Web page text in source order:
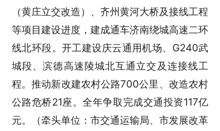
（黄庄立交改造）、齐州黄河大桥及接线工程
等项目建设进度，建成通车济南绕城高速二环
线北环段。开工建设庆云通用机场、G240武
城段、滨德高速陵城北互通立交及连接线工
程。推动新改建农村公路700公里、改造农村
公路危桥21座。全年争取完成交通投资117亿
元。（牵头单位：市交通运输局、市发展改革